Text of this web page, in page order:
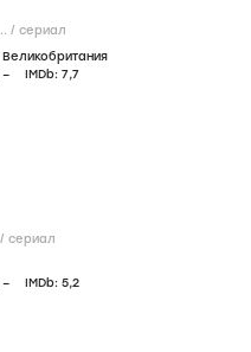
/ сериал
Великобритания
– IMDb: 7,7
/ сериал
– IMDb: 5,2